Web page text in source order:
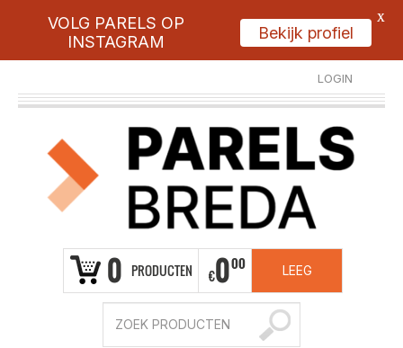
LOGIN
REGISTREER
0 PRODUCTEN €000 LEEG
VOLG PARELS OP
INSTAGRAM
Bekijk profiel
X